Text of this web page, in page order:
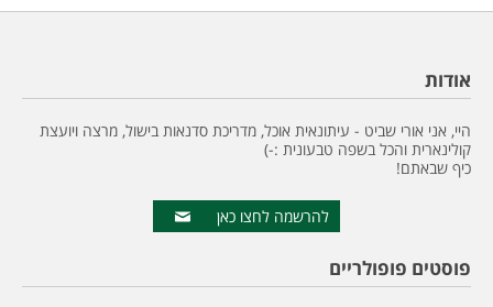
אודות
היי, אני אורי שביט - עיתונאית אוכל, מדריכת סדנאות בישול, מרצה ויועצת
קולינארית והכל בשפה טבעונית :-)
כיף שבאתם!
להרשמה לחצו כאן
פוסטים פופולריים